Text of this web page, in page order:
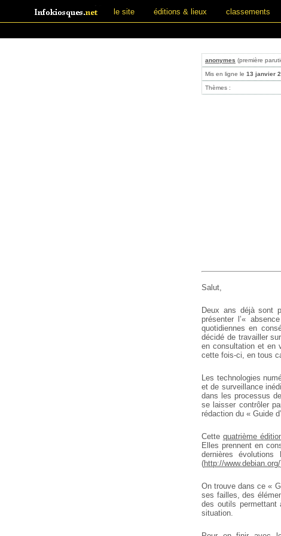
le site éditions & lieux classements
anonymes (première
Mis en ligne le 13 janvier
Thèmes :
Salut,
Deux ans déjà sont
présenter l’«
quotidiennes en
décidé de travailler
en consultation et en
cette fois-ci, en tous
Les technologies
et de surveillance
dans les processus
se laisser contrôler
rédaction du « Guide
Cette quatrième
Elles prennent en
dernières
(http://www.debian.org/
On trouve dans ce «
ses failles, des
des outils permettant
situation.